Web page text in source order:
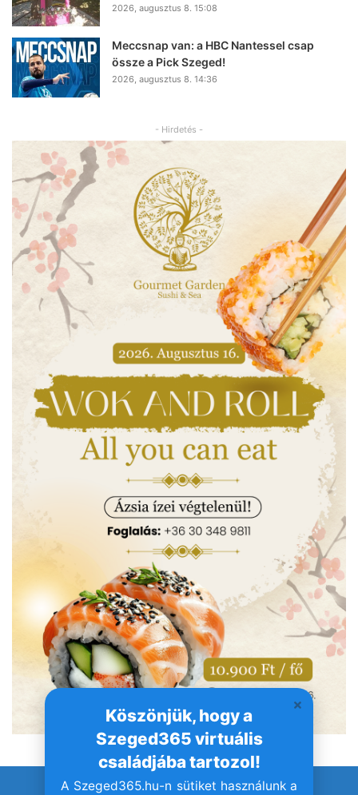
Köszönjük, hogy a
Szeged365 virtuális
családjába tartozol!
A Szeged365.hu-n sütiket használunk a
2026, augusztus 8. 15:08
Meccsnap van: a HBC Nantessel csap
össze a Pick Szeged!
2026, augusztus 8. 14:36
- Hirdetés -